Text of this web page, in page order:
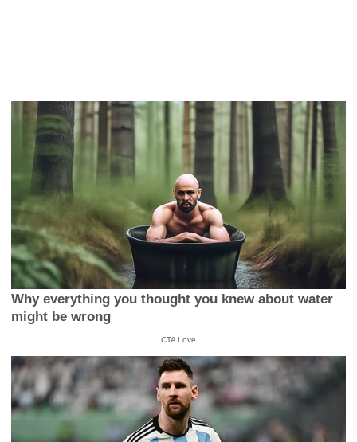
Why everything you thought you knew about water
might be wrong
CTA Love